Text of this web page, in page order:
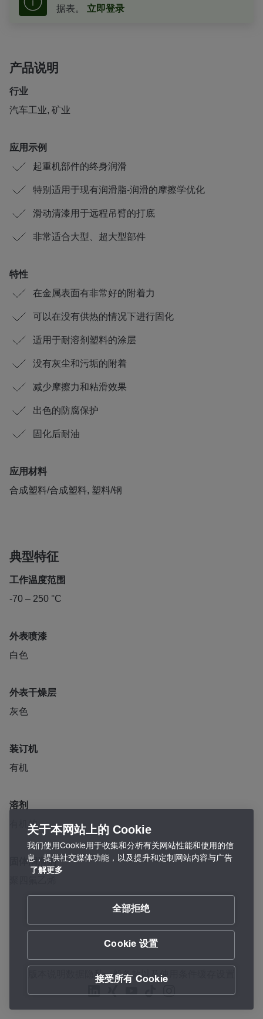
据表。 立即登录
产品说明
行业
汽车工业, 矿业
应用示例
起重机部件的终身润滑
特别适用于现有润滑脂-润滑的摩擦学优化
滑动清漆用于远程吊臂的打底
非常适合大型、超大型部件
特性
在金属表面有非常好的附着力
可以在没有供热的情况下进行固化
适用于耐溶剂塑料的涂层
没有灰尘和污垢的附着
减少摩擦力和粘滑效果
出色的防腐保护
固化后耐油
应用材料
合成塑料/合成塑料, 塑料/钢
典型特征
工作温度范围
-70 – 250 °C
外表喷漆
白色
外表干燥层
灰色
装订机
有机
溶剂
有机的
固体润滑剂
数据隐私一般条款以及使用条件
关于本网站上的 Cookie
我们使用Cookie用于收集和分析有关网站性能和使用的信
息，提供社交媒体功能，以及提升和定制网站内容与广告
了解更多
全部拒绝
Cookie 设置
接受所有 Cookie